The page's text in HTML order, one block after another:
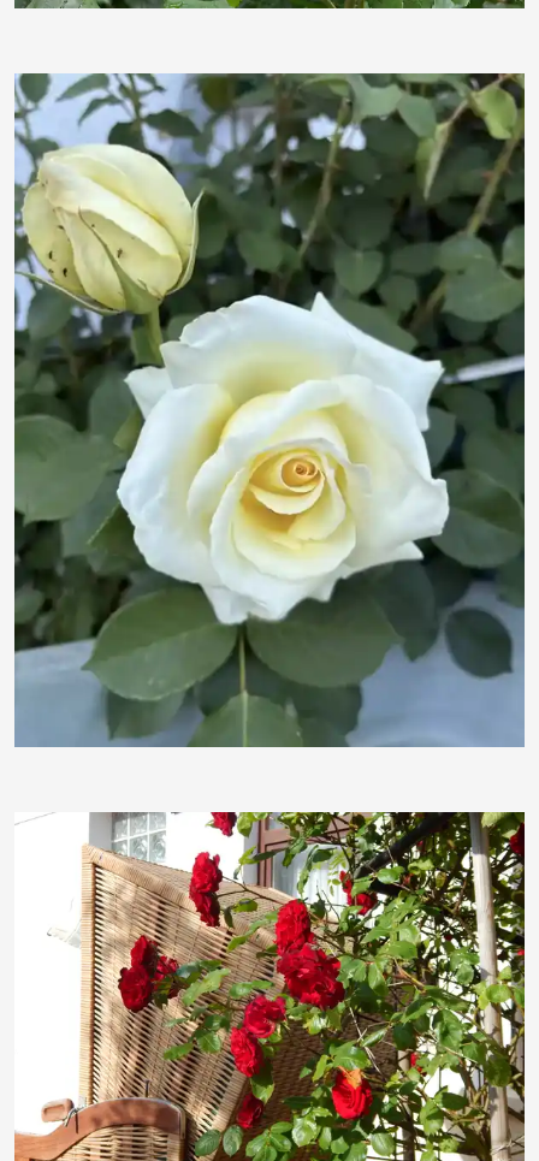
HPeker
Klaus Steves